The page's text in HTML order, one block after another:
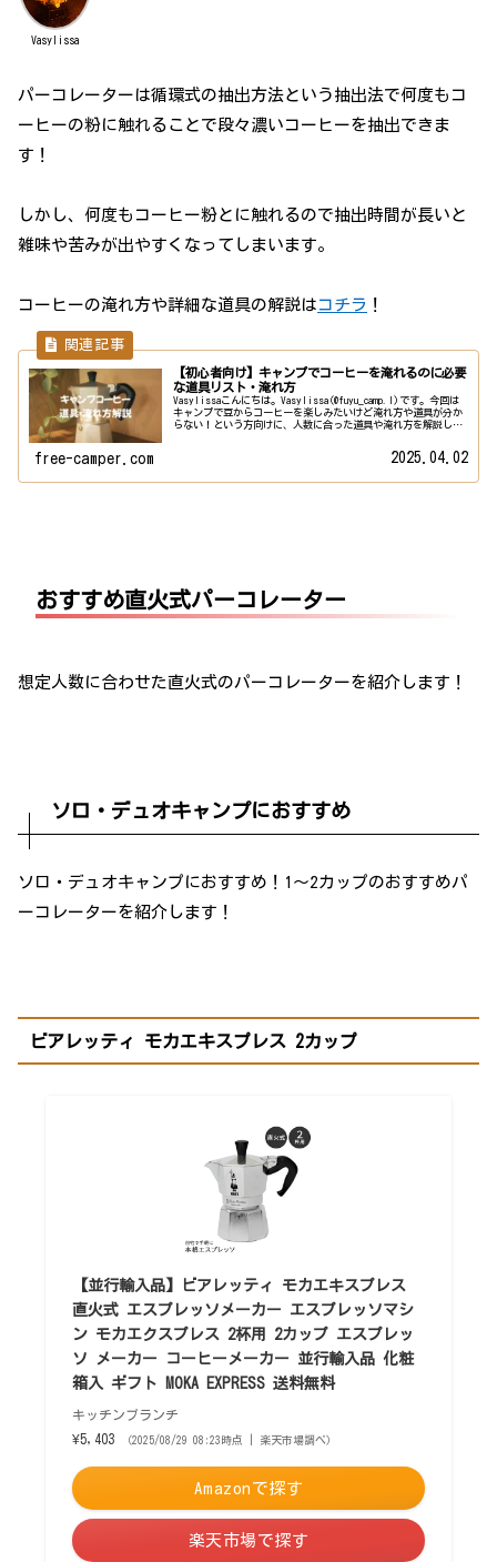
Vasylissa
パーコレーターは循環式の抽出方法という抽出法で何度もコ
ーヒーの粉に触れることで段々濃いコーヒーを抽出できま
す！
しかし、何度もコーヒー粉とに触れるので抽出時間が長いと
雑味や苦みが出やすくなってしまいます。
コーヒーの淹れ方や詳細な道具の解説は コチラ ！
【初心者向け】キャンプでコーヒーを淹れるのに必要
な道具リスト・淹れ方
Vasylissaこんにちは。Vasylissa(@fuyu_camp.l)です。今回は
キャンプで豆からコーヒーを楽しみたいけど淹れ方や道具が分か
らない！という方向けに、人数に合った道具や淹れ方を解説しま
free-camper.com 2025.04.02
おすすめ直火式パーコレーター
想定人数に合わせた直火式のパーコレーターを紹介します！
ソロ・デュオキャンプにおすすめ
ソロ・デュオキャンプにおすすめ！1～2カップのおすすめパ
ーコレーターを紹介します！
ビアレッティ モカエキスプレス 2カップ
【並行輸入品】ビアレッティ モカエキスプレス
直火式 エスプレッソメーカー エスプレッソマシ
ン モカエクスプレス 2杯用 2カップ エスプレッ
ソ メーカー コーヒーメーカー 並行輸入品 化粧
箱入 ギフト MOKA EXPRESS 送料無料
キッチンブランチ
¥5,403
（2025/08/29 08:23時点 | 楽天市場調べ）
Amazonで探す
楽天市場で探す